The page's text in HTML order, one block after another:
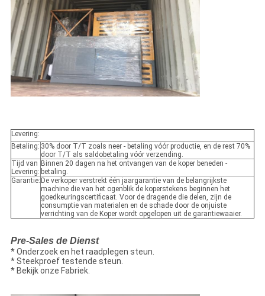
Levering:
Betaling: 30% door T/T zoals neer - betaling vóór productie, en de rest 70%
door T/T als saldobetaling vóór verzending.
Tijd van
Levering:
Binnen 20 dagen na het ontvangen van de koper beneden -
betaling.
Garantie: De verkoper verstrekt één jaargarantie van de belangrijkste
machine die van het ogenblik de koperstekens beginnen het
goedkeuringscertificaat. Voor de dragende die delen, zijn de
consumptie van materialen en de schade door de onjuiste
verrichting van de Koper wordt opgelopen uit de garantiewaaier.
Pre-Sales de Dienst
* Onderzoek en het raadplegen steun.
* Steekproef testende steun.
* Bekijk onze Fabriek.